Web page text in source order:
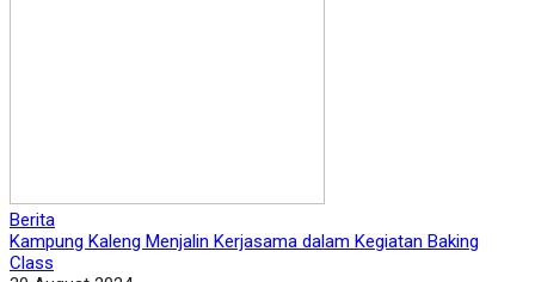
Berita
Kampung Kaleng Menjalin Kerjasama dalam Kegiatan Baking
Class